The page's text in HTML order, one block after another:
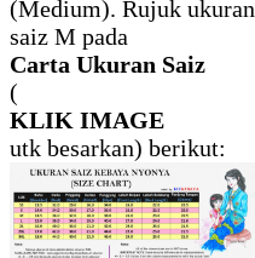
(Medium). Rujuk ukuran
saiz M pada
Carta Ukuran Saiz
(
KLIK IMAGE
utk besarkan) berikut: